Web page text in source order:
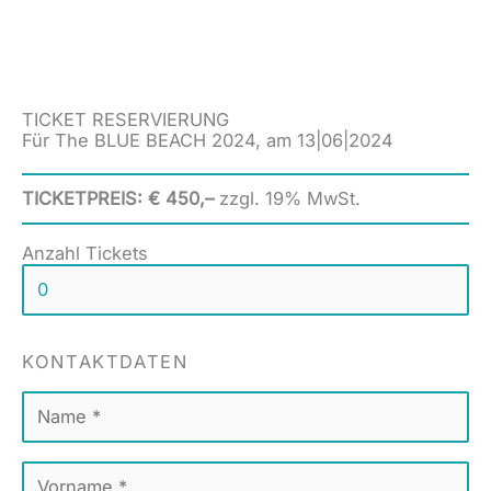
TICKET RESERVIERUNG
Für The BLUE BEACH 2024, am 13|06|2024
TICKETPREIS: € 450,–zzgl. 19% MwSt.
Anzahl Tickets
KONTAKTDATEN